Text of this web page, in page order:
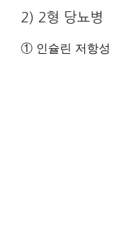
2) 2형 당뇨병
① 인슐린 저항성